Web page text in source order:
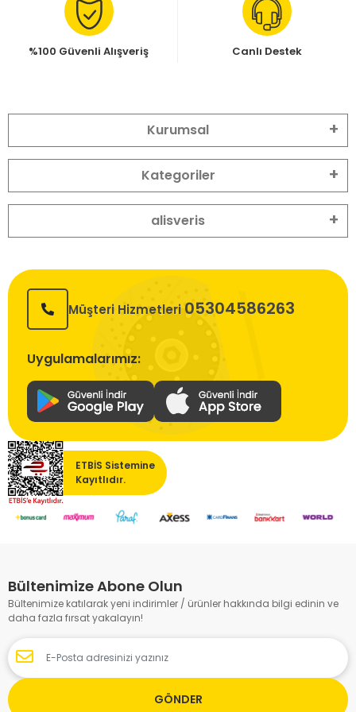
%100 Güvenli Alışveriş Canlı Destek
Kurumsal
Kategoriler
alisveris
Müşteri Hizmetleri 05304586263
Uygulamalarımız:
ETBİS Sistemine
Kayıtlıdır.
Bültenimize Abone Olun
Bültenimize katılarak yeni indirimler / ürünler hakkında bilgi edinin ve
daha fazla fırsat yakalayın!
GÖNDER